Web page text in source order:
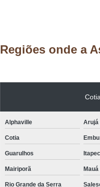
Regiões onde a
Cotia
Alphaville Arujá
Cotia
Guarulhos
Mairiporã Mauá
Rio Grande da Serra